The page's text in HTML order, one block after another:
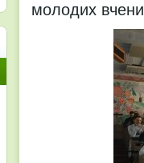
молодих